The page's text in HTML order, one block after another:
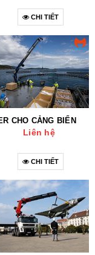
CHI TIẾT
CHO CẢNG BIỂN
Liên hệ
CHI TIẾT